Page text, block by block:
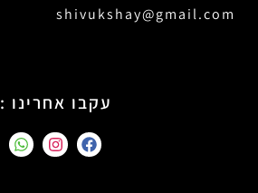
shivukshay@gmail.com
עקבו אחרינו :